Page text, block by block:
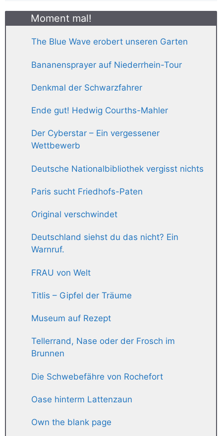
Moment mal!
The Blue Wave erobert unseren Garten
Bananensprayer auf Niederrhein-Tour
Denkmal der Schwarzfahrer
Ende gut! Hedwig Courths-Mahler
Der Cyberstar – Ein vergessener
Wettbewerb
Deutsche Nationalbibliothek vergisst nichts
Paris sucht Friedhofs-Paten
Original verschwindet
Deutschland siehst du das nicht? Ein
Warnruf.
FRAU von Welt
Titlis – Gipfel der Träume
Museum auf Rezept
Tellerrand, Nase oder der Frosch im
Brunnen
Die Schwebefähre von Rochefort
Oase hinterm Lattenzaun
Own the blank page